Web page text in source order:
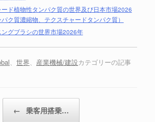
ド植物性タンパク質の世界及び日本市場2026
ク質濃縮物、テクスチャードタンパク質）
グブラシの世界市場2026年
、 世界、 産業機械/建設カテゴリーの記事
← 乗客用搭乗…